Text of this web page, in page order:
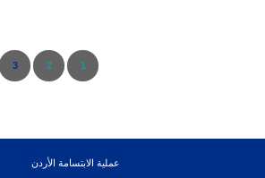
1
2
3
عملية الابتسامة الأردن